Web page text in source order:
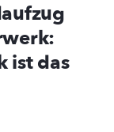
ist das